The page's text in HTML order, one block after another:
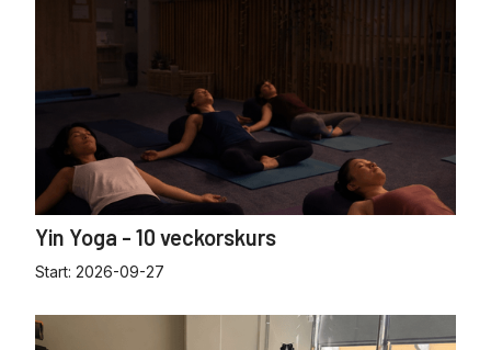
Yin Yoga - 10 veckorskurs
Start: 2026-09-27